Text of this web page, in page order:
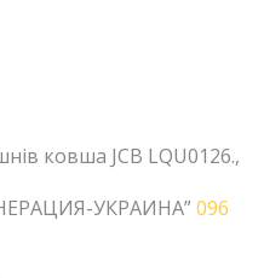
ковша JCB LQU0126.,
УКРАИНА”096